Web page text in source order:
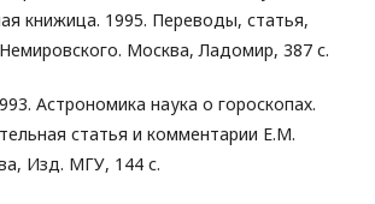
книжица. 1995. Переводы, статья,
Москва, Ладомир, 387 с.
Астрономика наука о гороскопах.
статья и комментарии Е.М.
Изд. МГУ, 144 с.